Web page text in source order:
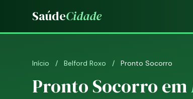
SaúdeCidade
Início / Belford Roxo / Pronto Socorro
Pronto Socorro em